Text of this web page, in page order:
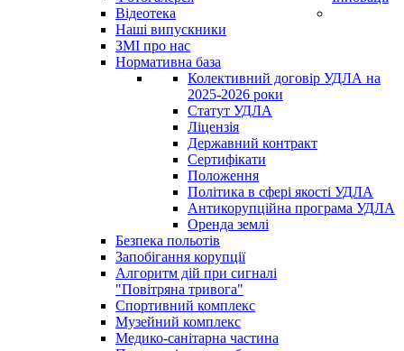
Відеотека
Наші випускники
ЗМІ про нас
Нормативна база
Колективний договір УДЛА на
2025-2026 роки
Статут УДЛА
Ліцензія
Державний контракт
Сертифікати
Положення
Політика в сфері якості УДЛА
Антикорупційна програма УДЛА
Оренда землі
Безпека польотів
Запобігання корупції
Алгоритм дій при сигналі
"Повітряна тривога"
Спортивний комплекс
Музейний комплекс
Медико-санітарна частина